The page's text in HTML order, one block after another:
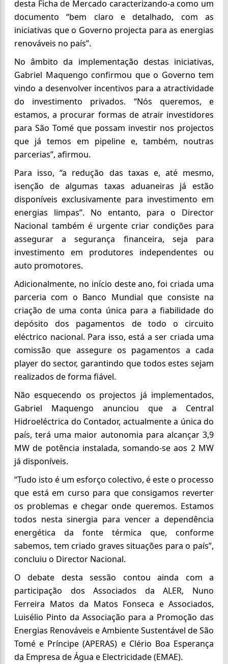
desta Ficha de Mercado caracterizando-a como um
documento “bem claro e detalhado, com as
iniciativas que o Governo projecta para as energias
renováveis no país”.
No âmbito da implementação destas iniciativas,
Gabriel Maquengo confirmou que o Governo tem
vindo a desenvolver incentivos para a atractividade
do investimento privados. “Nós queremos, e
estamos, a procurar formas de atrair investidores
para São Tomé que possam investir nos projectos
que já temos em pipeline e, também, noutras
parcerias”, afirmou.
Para isso, “a redução das taxas e, até mesmo,
isenção de algumas taxas aduaneiras já estão
disponíveis exclusivamente para investimento em
energias limpas”. No entanto, para o Director
Nacional também é urgente criar condições para
assegurar a segurança financeira, seja para
investimento em produtores independentes ou
auto promotores.
Adicionalmente, no início deste ano, foi criada uma
parceria com o Banco Mundial que consiste na
criação de uma conta única para a fiabilidade do
depósito dos pagamentos de todo o circuito
eléctrico nacional. Para isso, está a ser criada uma
comissão que assegure os pagamentos a cada
player do sector, garantindo que todos estes sejam
realizados de forma fiável.
Não esquecendo os projectos já implementados,
Gabriel Maquengo anunciou que a Central
Hidroeléctrica do Contador, actualmente a única do
país, terá uma maior autonomia para alcançar 3,9
MW de potência instalada, somando-se aos 2 MW
já disponíveis.
“Tudo isto é um esforço colectivo, é este o processo
que está em curso para que consigamos reverter
os problemas e chegar onde queremos. Estamos
todos nesta sinergia para vencer a dependência
energética da fonte térmica que, conforme
sabemos, tem criado graves situações para o país”,
concluiu o Director Nacional.
O debate desta sessão contou ainda com a
participação dos Associados da ALER, Nuno
Ferreira Matos da Matos Fonseca e Associados,
Luisélio Pinto da Associação para a Promoção das
Energias Renováveis e Ambiente Sustentável de São
Tomé e Príncipe (APERAS) e Clério Boa Esperança
da Empresa de Água e Electricidade (EMAE).